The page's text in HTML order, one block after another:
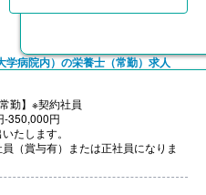
学病院内）の栄養士（常勤）求人
勤】※契約社員
-350,000円
たします。
（賞与有）または正社員になりま
で未経験の場合